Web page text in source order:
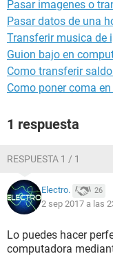
Pasar imagenes o
Pasar datos de una
Transferir musica de
Guion bajo en
Como transferir
Como poner coma
1 respuesta
RESPUESTA 1 / 1
Electro. 26
2 sep 2017 a las
Lo puedes hacer
computadora